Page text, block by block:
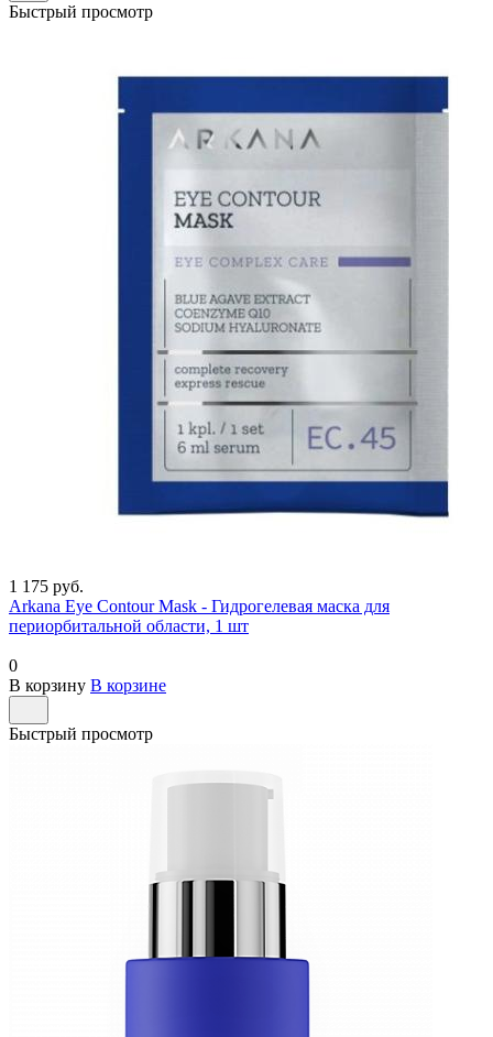
Быстрый просмотр
1 175 руб.
Arkana Eye Contour Mask - Гидрогелевая маска для
периорбитальной области, 1 шт
0
В корзину В корзине
Быстрый просмотр